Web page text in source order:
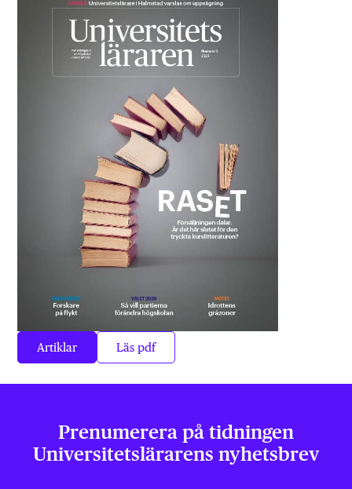
Artiklar Läs pdf
Prenumerera på tidningen
Universitets­lärarens nyhetsbrev